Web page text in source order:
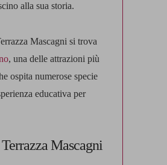
alla sua storia.
Mascagni si trova
, una delle attrazioni più
ospita numerose specie
educativa per
Mascagni